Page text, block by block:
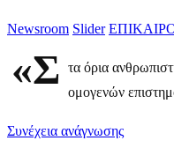
Newsroom Slider
«Σ
τα όρια
ομογενών
Συνέχεια ανάγνωσης